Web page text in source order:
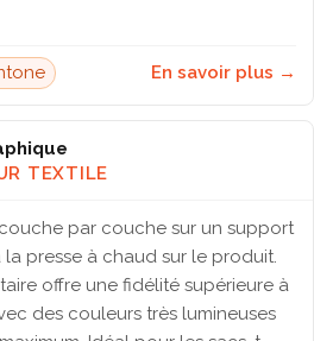
En savoir plus →
TEXTILE
par couche sur un support
presse à chaud sur le produit.
offre une fidélité supérieure à
des couleurs très lumineuses